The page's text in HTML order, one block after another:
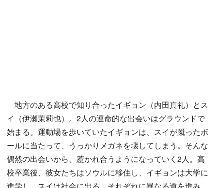
地方のある高校で知り合ったイギョン（内田真礼）とス
イ（伊瀬茉莉也）。2人の運命的な出会いはグラウンドで
始まる。運動場を歩いていたイギョンは、スイが蹴ったボ
ールに当たって、うっかりメガネを壊してしまう。そんな
偶然の出会いから、惹かれ合うようになっていく2人。高
校卒業後、彼女たちはソウルに移住し、イギョンは大学に